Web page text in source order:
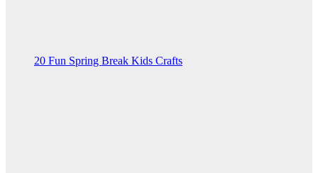
20 Fun Spring Break Kids Crafts